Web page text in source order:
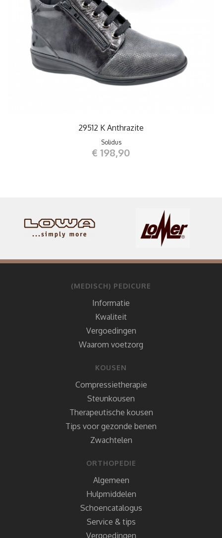
29512 K Anthrazite
Solidus
€ 198,90
(MEDISCH) PEDICURE
Informatie
Kwaliteit
Vergoedingen
Waarom voetzorg
KOUSEN
Compressietherapie
Steunkousen
Therapeutische kousen
Tips voor gezonde benen
Zwachtelen
ORTHOPEDIE
Algemeen
Hulpmiddelen
Schoencatalogus
Service & tips
Vergoedingen